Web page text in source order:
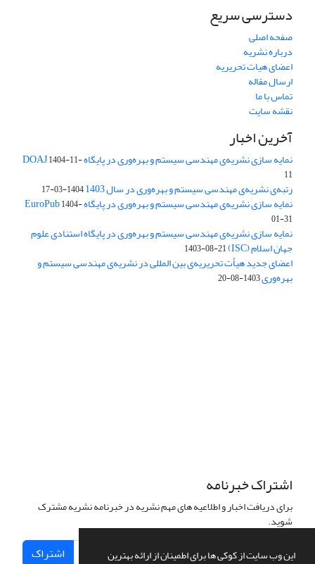
این وب سایت از کوکی ها برای اطمینان از ارائه بهترین
دسترسی سریع
صفحه اصلی
درباره نشریه
اعضای هیات تحریریه
ارسال مقاله
تماس با ما
نقشه سایت
آخرین اخبار
نمایه سازی نشریه‌ی مهندسی سیستم و بهره‌وری در پایگاه DOAJ1404-11-
11
رتبه‌ی نشریه‌ی مهندسی سیستم و بهره‌وری در سال 1403 1404-03-17
نمایه سازی نشریه‌ی مهندسی سیستم و بهره‌وری در پایگاه EuroPub1404-
01-31
نمایه سازی نشریه‌ی مهندسی سیستم و بهره‌وری در پایگاه استنادی علوم
جهان اسلام (ISC) 1403-08-21
اعضای جدید هیأت تحریریه‌ی بین المللی در نشریه‌ی مهندسی سیستم و
بهره‌وری1403-08-20
اشتراک خبرنامه
برای دریافت اخبار و اطلاعیه های مهم نشریه در خبرنامه نشریه مشترک
شوید.
اشتراک